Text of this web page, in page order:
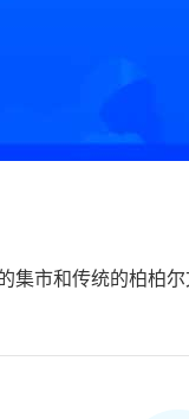
集市和传统的柏柏